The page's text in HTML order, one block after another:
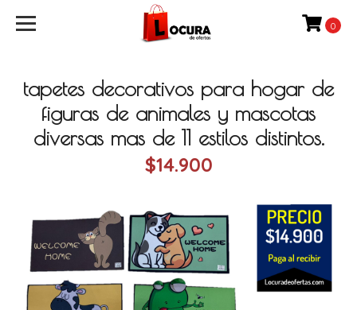
0
tapetes decorativos para hogar de
figuras de animales y mascotas
diversas mas de 11 estilos distintos.
$14.900